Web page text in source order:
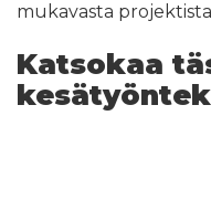
mukavasta
Katsokaa